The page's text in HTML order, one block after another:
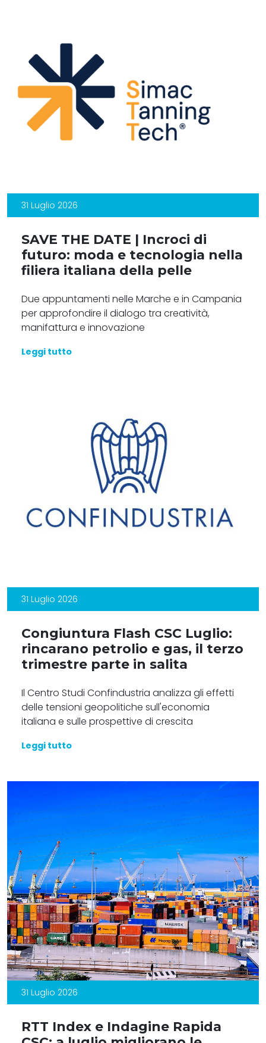
31 Luglio 2026
SAVE THE DATE | Incroci di
futuro: moda e tecnologia nella
filiera italiana della pelle
Due appuntamenti nelle Marche e in Campania
per approfondire il dialogo tra creatività,
manifattura e innovazione
Leggi tutto
31 Luglio 2026
Congiuntura Flash CSC Luglio:
rincarano petrolio e gas, il terzo
trimestre parte in salita
Il Centro Studi Confindustria analizza gli effetti
delle tensioni geopolitiche sull'economia
italiana e sulle prospettive di crescita
Leggi tutto
31 Luglio 2026
RTT Index e Indagine Rapida